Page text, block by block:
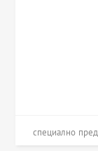
специално